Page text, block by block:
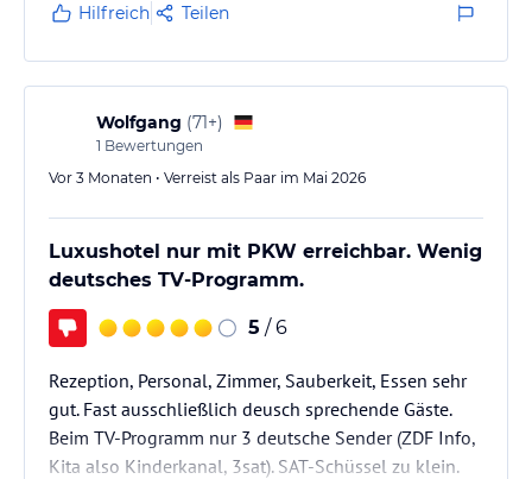
Hilfreich Teilen
Wolfgang (71+)
1 Bewertungen
Vor 3 Monaten • Verreist als Paar im Mai 2026
Luxushotel nur mit PKW erreichbar. Wenig
deutsches TV-Programm.
5 / 6
Rezeption, Personal, Zimmer, Sauberkeit, Essen sehr
gut. Fast ausschließlich deusch sprechende Gäste.
Beim TV-Programm nur 3 deutsche Sender (ZDF Info,
Kita also Kinderkanal, 3sat). SAT-Schüssel zu klein.